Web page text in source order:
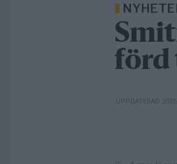
förd
UPPDATERAD